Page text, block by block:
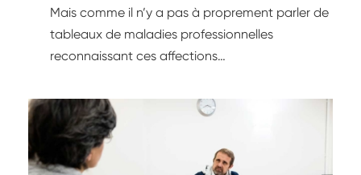
Mais comme il n’y a pas à proprement parler de
tableaux de maladies professionnelles
reconnaissant ces affections…